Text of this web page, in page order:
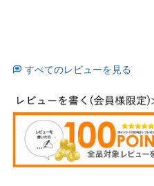
すべてのレビューを見る